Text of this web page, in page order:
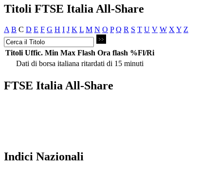
Titoli FTSE Italia All-Share
A B C D E F G H I J K L M N O P Q R S T U V W X Y Z
Titoli Uffic. Min Max Flash Ora flash %Fl/Ri
Dati di borsa italiana ritardati di 15 minuti
FTSE Italia All-Share
Indici Nazionali